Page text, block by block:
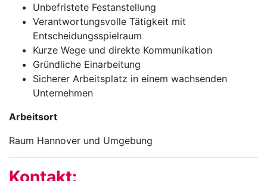
Unbefristete Festanstellung
Verantwortungsvolle Tätigkeit mit
Entscheidungsspielraum
Kurze Wege und direkte Kommunikation
Gründliche Einarbeitung
Sicherer Arbeitsplatz in einem wachsenden
Unternehmen
Arbeitsort
Raum Hannover und Umgebung
Kontakt: